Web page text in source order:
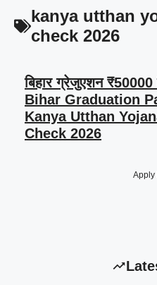
kanya utthan
check 2026
बिहार ग्रेजुएशन
Bihar Graduation
Kanya Utthan
Check 2026
Apply